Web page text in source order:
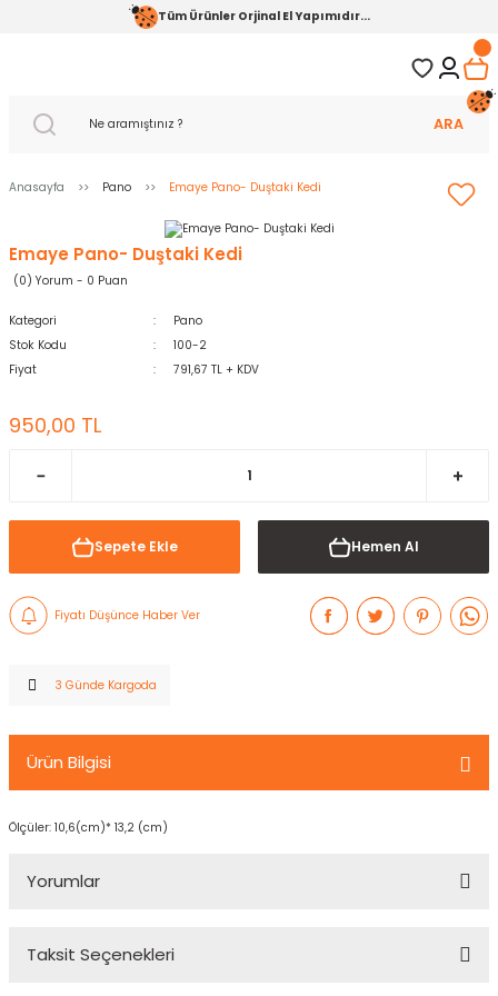
Tüm Ürünler Orjinal El Yapımıdır...
ARA
Anasayfa Pano Emaye Pano- Duştaki Kedi
Emaye Pano- Duştaki Kedi
(0) Yorum - 0 Puan
Kategori
Pano
Stok Kodu
100-2
Fiyat
791,67 TL + KDV
950,00 TL
Sepete Ekle Hemen Al
Fiyatı Düşünce Haber Ver
3 Günde Kargoda
Ürün Bilgisi
Ölçüler: 10,6(cm)* 13,2 (cm)
Yorumlar
Taksit Seçenekleri